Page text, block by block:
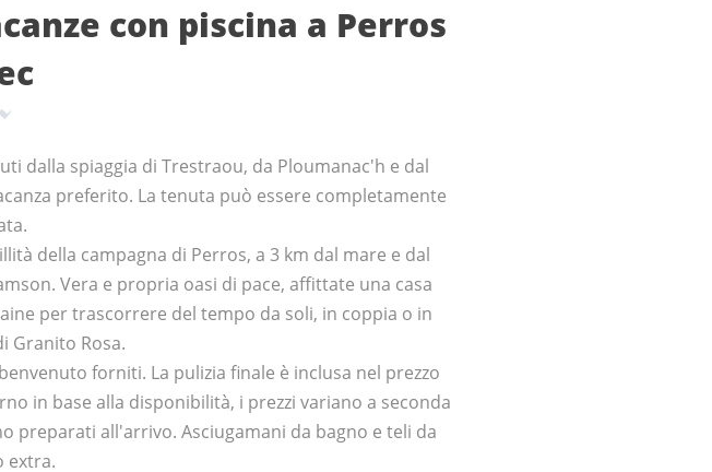
con piscina a Perros
dalla spiaggia di Trestraou, da Ploumanac'h e dal
preferito. La tenuta può essere completamente
della campagna di Perros, a 3 km dal mare e dal
Vera e propria oasi di pace, affittate una casa
per trascorrere del tempo da soli, in coppia o in
Granito Rosa.
forniti. La pulizia finale è inclusa nel prezzo
in base alla disponibilità, i prezzi variano a seconda
preparati all'arrivo. Asciugamani da bagno e teli da
extra.